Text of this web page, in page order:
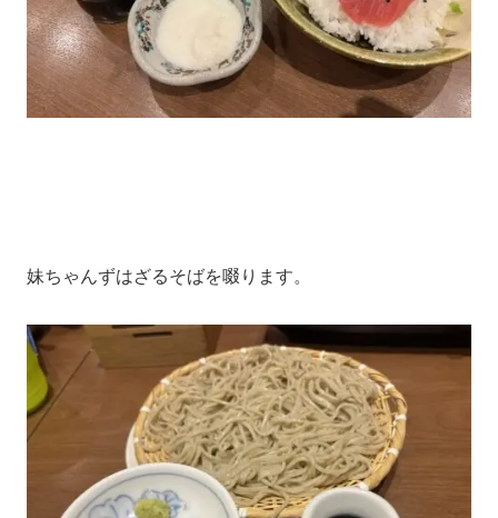
妹ちゃんずはざるそばを啜ります。